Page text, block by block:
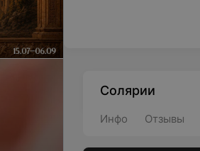
Солярии
Инфо Отзывы